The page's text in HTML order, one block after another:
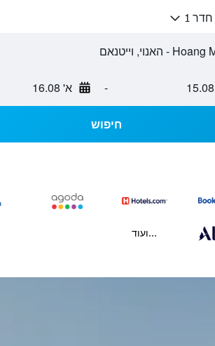
- א' 16.08
חיפוש
...ועוד